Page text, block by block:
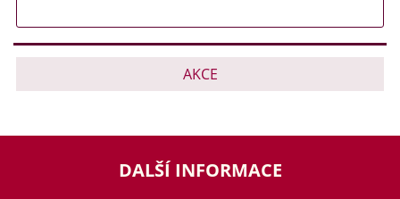
AKCE
DALŠÍ INFORMACE